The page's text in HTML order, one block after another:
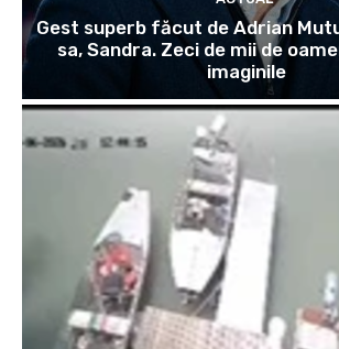
Gest superb făcut de Adrian
sa, Sandra. Zeci de mii de
imaginile